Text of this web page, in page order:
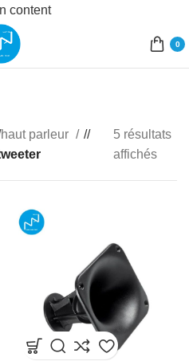
content
0
haut parleur
/
5 résultats
affichés